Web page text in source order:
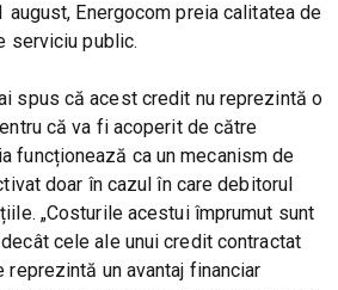
august, Energocom preia calitatea de
serviciu public.
spus că acest credit nu reprezintă o
că va fi acoperit de către
funcționează ca un mecanism de
doar în cazul în care debitorul
„Costurile acestui împrumut sunt
cele ale unui credit contractat
un avantaj financiar